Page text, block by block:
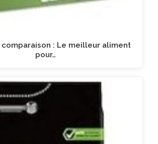
: Le meilleur aliment
pour…